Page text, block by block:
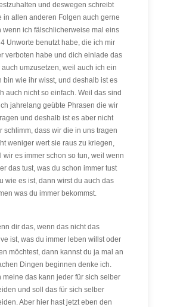
und deswegen schreibt
in allen anderen Folgen auch gerne
wenn ich fälschlicherweise mal eins
Unworte benutzt habe, die ich mir
verboten habe und dich einlade das
auch umzusetzen, weil auch ich ein
bin wie ihr wisst, und deshalb ist es
auch nicht so einfach. Weil das sind
jahrelang geübte Phrasen die wir
und deshalb ist es aber nicht
schlimm, dass wir die in uns tragen
weniger wert sie raus zu kriegen,
wir es immer schon so tun, weil wenn
das tust, was du schon immer tust
wie es ist, dann wirst du auch das
was du immer bekommst.
dir das, wenn das nicht das
ist, was du immer leben willst oder
möchtest, dann kannst du ja mal an
Dingen beginnen denke ich.
meine das kann jeder für sich selber
und soll das für sich selber
Aber hier hast jetzt eben den